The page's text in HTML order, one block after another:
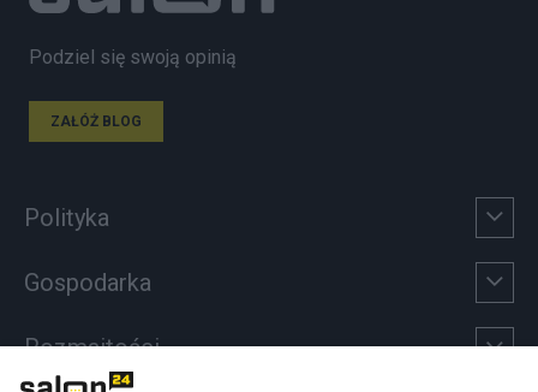
Podziel się swoją opinią
ZAŁÓŻ BLOG
Polityka
Gospodarka
Rozmaitości